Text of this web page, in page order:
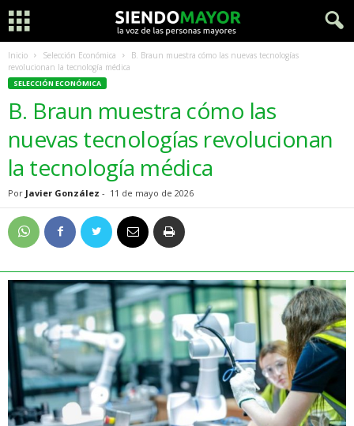
Inicio Selección Económica
B. Braun muestra cómo las nuevas tecnologías
revolucionan la tecnología médica
SELECCIÓN ECONÓMICA
B. Braun muestra cómo las
nuevas tecnologías revolucionan
la tecnología médica
Por Javier González - 11 de mayo de 2026